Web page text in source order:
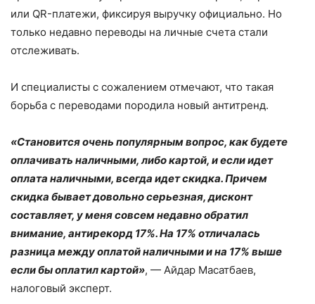
или QR-платежи, фиксируя выручку официально. Но
только недавно переводы на личные счета стали
отслеживать.
И специалисты с сожалением отмечают, что такая
борьба с переводами породила новый антитренд.
«Становится очень популярным вопрос, как будете
оплачивать наличными, либо картой, и если идет
оплата наличными, всегда идет скидка. Причем
скидка бывает довольно серьезная, дисконт
составляет, у меня совсем недавно обратил
внимание, антирекорд 17%. На 17% отличалась
разница между оплатой наличными и на 17% выше
если бы оплатил картой», — Айдар Масатбаев,
налоговый эксперт.